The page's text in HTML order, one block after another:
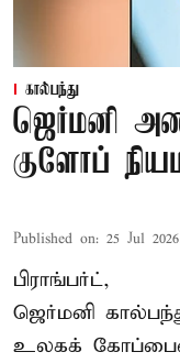
கால்பந்து
ஜெர்மனி
குளோப்
Published on: 25 Jul
பிராங்பர்ட்,
ஜெர்மனி
உலகக்